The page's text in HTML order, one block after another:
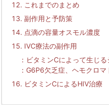
これまでのまとめ
副作用と予防策
点滴の容量オスモル濃度
IVC療法の副作用
ビタミンCによって生じる
G6P6欠乏症、ヘモクロマ
ビタミンCによるHIV治療